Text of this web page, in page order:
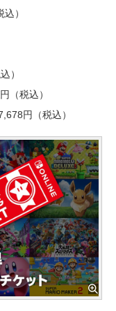
）
）
（税込）
円（税込）